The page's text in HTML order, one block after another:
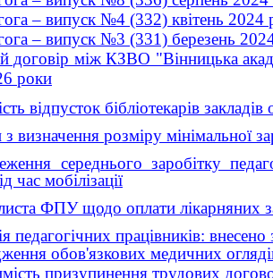
– випуск №4 (332) квітень 2024
– випуск №3 (331) березень
договір між КЗВО "Вінницька
роки
відпусток бібліотекарів
визначення розміру мінімальної
середнього заробітку
час мобілізації
ФПУ щодо оплати лікарняних
педагогічних працівників:
обов'язкових медичних
призупинення трудових